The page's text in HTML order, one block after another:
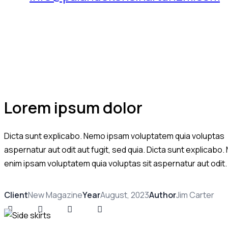
Lorem ipsum dolor
Dicta sunt explicabo. Nemo ipsam voluptatem quia voluptas
aspernatur aut odit aut fugit, sed quia. Dicta sunt explicabo.
enim ipsam voluptatem quia voluptas sit aspernatur aut odit.
ClientNew MagazineYearAugust, 2023AuthorJim Carter